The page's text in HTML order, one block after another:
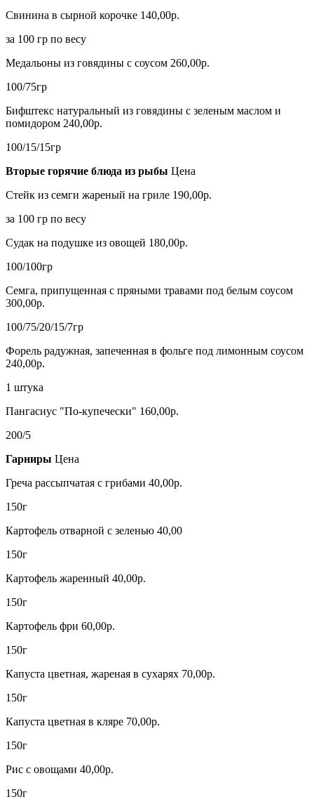
Свинина в сырной корочке 140,00р.
за 100 гр по весу
Медальоны из говядины с соусом 260,00р.
100/75гр
Бифштекс натуральный из говядины с зеленым маслом и
помидором 240,00р.
100/15/15гр
Вторые горячие блюда из рыбы Цена
Стейк из семги жареный на гриле 190,00р.
за 100 гр по весу
Судак на подушке из овощей 180,00р.
100/100гр
Семга, припущенная с пряными травами под белым соусом
300,00р.
100/75/20/15/7гр
Форель радужная, запеченная в фольге под лимонным соусом
240,00р.
1 штука
Пангасиус "По-купечески" 160,00р.
200/5
Гарниры Цена
Греча рассыпчатая с грибами 40,00р.
150г
Картофель отварной с зеленью 40,00
150г
Картофель жаренный 40,00р.
150г
Картофель фри 60,00р.
150г
Капуста цветная, жареная в сухарях 70,00р.
150г
Капуста цветная в кляре 70,00р.
150г
Рис с овощами 40,00р.
150г